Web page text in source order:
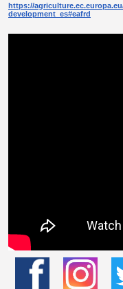
https://
development_es#eafrd